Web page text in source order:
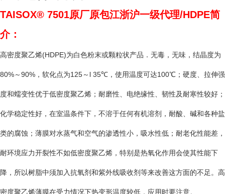
TAISOX® 7501原厂原包江浙沪一级代理/HDPE简
介：
高密度聚乙烯(HDPE)为白色粉末或颗粒状产品．无毒，无味，结晶度为
80%～90%，软化点为125～l 35℃，使用温度可达100℃；硬度、拉伸强
度和蠕变性优于低密度聚乙烯；耐磨性、电绝缘性、韧性及耐寒性较好；
化学稳定性好，在室温条件下，不溶于任何有机溶剂，耐酸、碱和各种盐
类的腐蚀；薄膜对水蒸气和空气的渗透性小，吸水性低；耐老化性能差，
耐环境应力开裂性不如低密度聚乙烯，特别是热氧化作用会使其性能下
降，所以树脂中须加入抗氧剂和紫外线吸收剂等来改善这方面的不足。高
密度聚乙烯薄膜在受力情况下热变形温度较低，应用时要注意。